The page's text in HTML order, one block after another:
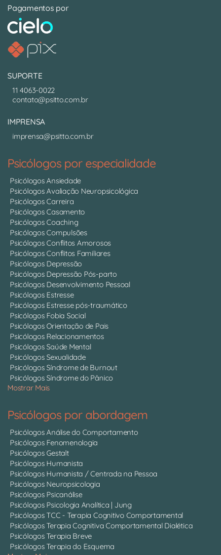
Pagamentos por
SUPORTE
11 4063-0022
contato@psitto.com.br
IMPRENSA
imprensa@psitto.com.br
Psicólogos por especialidade
Psicólogos Ansiedade
Psicólogos Avaliação Neuropsicológica
Psicólogos Carreira
Psicólogos Casamento
Psicólogos Coaching
Psicólogos Compulsões
Psicólogos Conflitos Amorosos
Psicólogos Conflitos Familiares
Psicólogos Depressão
Psicólogos Depressão Pós-parto
Psicólogos Desenvolvimento Pessoal
Psicólogos Estresse
Psicólogos Estresse pós-traumático
Psicólogos Fobia Social
Psicólogos Orientação de Pais
Psicólogos Relacionamentos
Psicólogos Saúde Mental
Psicólogos Sexualidade
Psicólogos Síndrome de Burnout
Psicólogos Síndrome do Pânico
Mostrar Mais
Psicólogos por abordagem
Psicólogos Análise do Comportamento
Psicólogos Fenomenologia
Psicólogos Gestalt
Psicólogos Humanista
Psicólogos Humanista / Centrada na Pessoa
Psicólogos Neuropsicologia
Psicólogos Psicanálise
Psicólogos Psicologia Analítica | Jung
Psicólogos TCC - Terapia Cognitivo Comportamental
Psicólogos Terapia Cognitiva Comportamental Dialética
Psicólogos Terapia Breve
Psicólogos Terapia do Esquema